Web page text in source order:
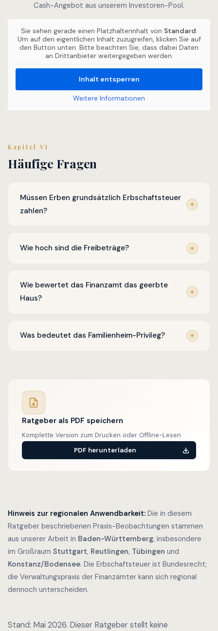
Cash-Angebot aus unserem Investoren-Pool.
Sie sehen gerade einen Platzhalterinhalt von Standard.
Um auf den eigentlichen Inhalt zuzugreifen, klicken Sie auf
den Button unten. Bitte beachten Sie, dass dabei Daten
an Drittanbieter weitergegeben werden.
Inhalt entsperren
Weitere Informationen
Kapitel VI
Häufige Fragen
Müssen Erben grundsätzlich Erbschaftsteuer
zahlen?
Wie hoch sind die Freibeträge?
Wie bewertet das Finanzamt das geerbte
Haus?
Was bedeutet das Familienheim-Privileg?
Ratgeber als PDF speichern
Komplette Version zum Drucken oder Offline-Lesen
PDF herunterladen
Hinweis zur regionalen Anwendbarkeit: Die in diesem
Ratgeber beschriebenen Praxis-Beobachtungen stammen
aus unserer Arbeit in Baden-Württemberg, insbesondere
im Großraum Stuttgart, Reutlingen, Tübingen und
Konstanz/Bodensee. Die Erbschaftsteuer ist Bundesrecht;
die Verwaltungspraxis der Finanzämter kann sich regional
dennoch unterscheiden.
Stand: Mai 2026. Dieser Ratgeber stellt keine